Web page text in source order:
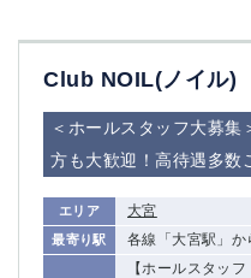
Club NOIL(ノイル)
＜ホールスタッフ大募
方も大歓迎！高待遇多数
エリア 大宮
最寄り駅 各線「大宮駅」か
【ホールスタッ
①六本木 ②西麻布
赤坂
蒲田東口
立川（南口）
中野
府中